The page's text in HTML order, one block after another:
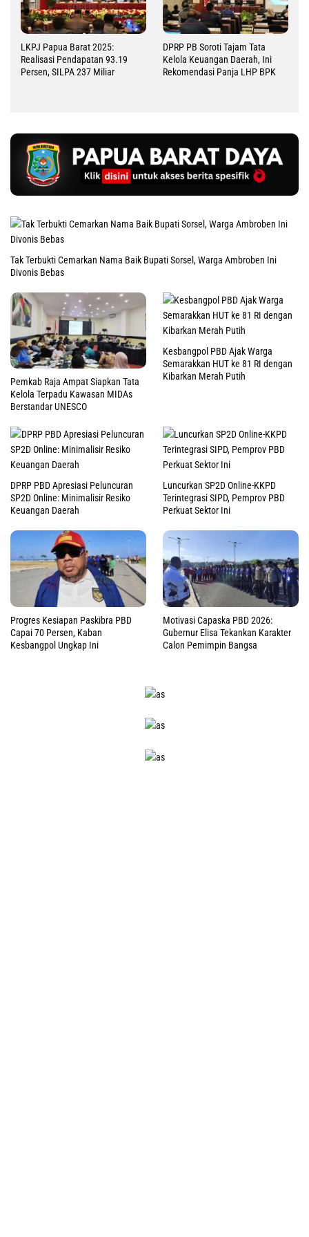
LKPJ Papua Barat 2025:
Realisasi Pendapatan 93.19
Persen, SILPA 237 Miliar
DPRP PB Soroti Tajam Tata
Kelola Keuangan Daerah, Ini
Rekomendasi Panja LHP BPK
Tak Terbukti Cemarkan Nama Baik Bupati Sorsel, Warga Ambroben Ini
Divonis Bebas
Pemkab Raja Ampat Siapkan Tata
Kelola Terpadu Kawasan MIDAs
Berstandar UNESCO
Kesbangpol PBD Ajak Warga
Semarakkan HUT ke 81 RI dengan
Kibarkan Merah Putih
DPRP PBD Apresiasi Peluncuran
SP2D Online: Minimalisir Resiko
Keuangan Daerah
Luncurkan SP2D Online-KKPD
Terintegrasi SIPD, Pemprov PBD
Perkuat Sektor Ini
Progres Kesiapan Paskibra PBD
Capai 70 Persen, Kaban
Kesbangpol Ungkap Ini
Motivasi Capaska PBD 2026:
Gubernur Elisa Tekankan Karakter
Calon Pemimpin Bangsa